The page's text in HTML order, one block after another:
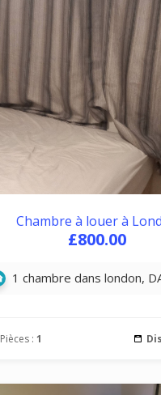
Chambre à louer à
£800.00
1 chambre dans london,
Pièces : 1